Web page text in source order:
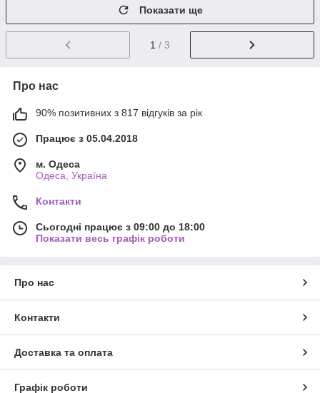
Показати ще
1 / 3
Про нас
90% позитивних з 817 відгуків за рік
Працює з 05.04.2018
м. Одеса
Одеса, Україна
Контакти
Сьогодні працює з 09:00 до 18:00
Показати весь графік роботи
Про нас
Контакти
Доставка та оплата
Графік роботи